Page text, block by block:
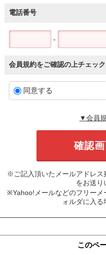
電話番号
-
会員規約をご確認の上チェッ
同意する
▼会員
※ご記入頂いたメールアドレス
をお送り
※Yahoo!メールなどのフリーメ
ォルダに入る
このペ